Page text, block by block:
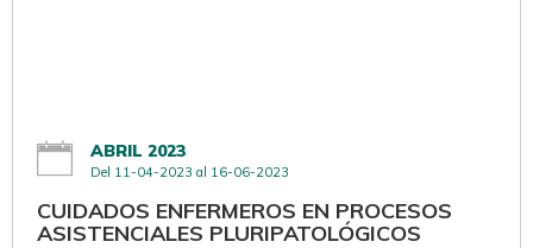
ABRIL 2023
Del 11-04-2023 al 16-06-2023
CUIDADOS ENFERMEROS EN PROCESOS
ASISTENCIALES PLURIPATOLÓGICOS